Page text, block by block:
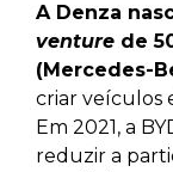
A Denza
venture de
(Mercedes-
criar veículos
Em 2021, a
reduzir a